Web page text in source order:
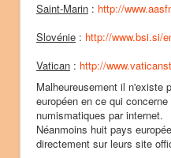
Saint-Marin : http://
Slovénie : http://www.bsi.si/
Vatican : http://
Malheureusement il n'existe
européen en ce qui
numismatiques par internet.
Néanmoins huit pays
directement sur leurs site